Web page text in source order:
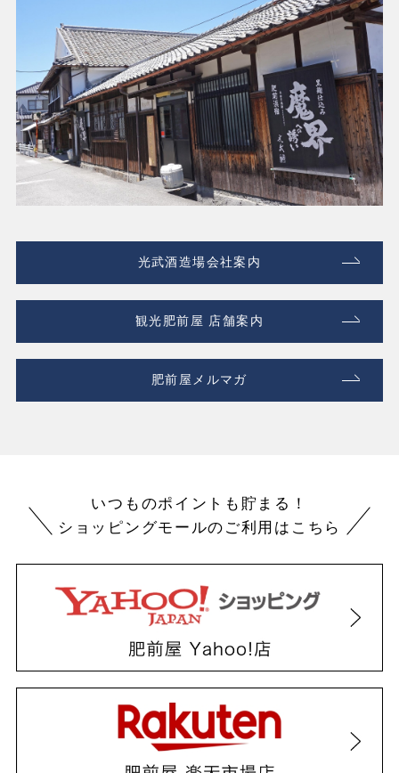
光武酒造場会社案内
観光肥前屋 店舗案内
肥前屋メルマガ
いつものポイントも貯まる！
ショッピングモールのご利用はこちら